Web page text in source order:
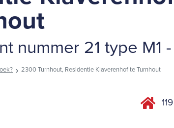
nummer 21 type M1
2300 Turnhout, Residentie Klaverenhof te Turnhout